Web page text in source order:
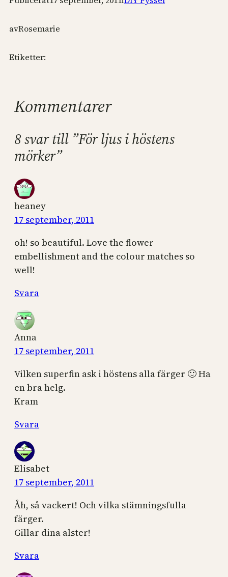
avRosemarie
Etiketter:
Kommentarer
8 svar till ”För ljus i höstens
mörker”
heaney
17 september, 2011
oh! so beautiful. Love the flower
embellishment and the colour matches so
well!
Svara
Anna
17 september, 2011
Vilken superfin ask i höstens alla färger 🙂 Ha
en bra helg.
Kram
Svara
Elisabet
17 september, 2011
Åh, så vackert! Och vilka stämningsfulla
färger.
Gillar dina alster!
Svara